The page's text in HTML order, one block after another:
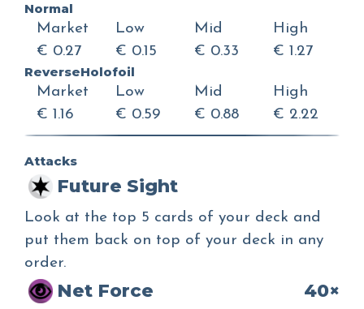
Normal
Market
€ 0.27
Low
€ 0.15
Mid
€ 0.33
High
€ 1.27
ReverseHolofoil
Market
€ 1.16
Low
€ 0.59
Mid
€ 0.88
High
€ 2.22
Attacks
Future Sight
Look at the top 5 cards of your deck and
put them back on top of your deck in any
order.
Net Force 40×